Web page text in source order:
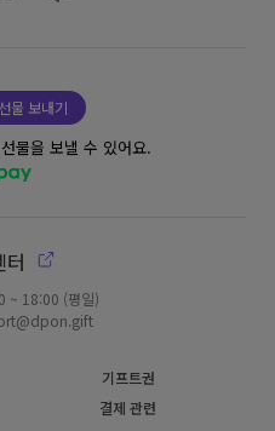
물 보내기
물을 보낼 수 있어요.
터
~ 18:00 (평일)
기프트권
결제 관련